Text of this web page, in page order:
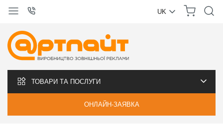
UK
ТОВАРИ ТА ПОСЛУГИ
ОНЛАЙН-ЗАЯВКА